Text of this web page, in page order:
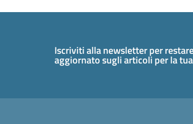
Iscriviti alla newsletter per
aggiornato sugli articoli per la